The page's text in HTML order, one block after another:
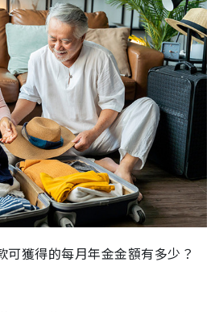
可獲得的每月年金金額有多少？